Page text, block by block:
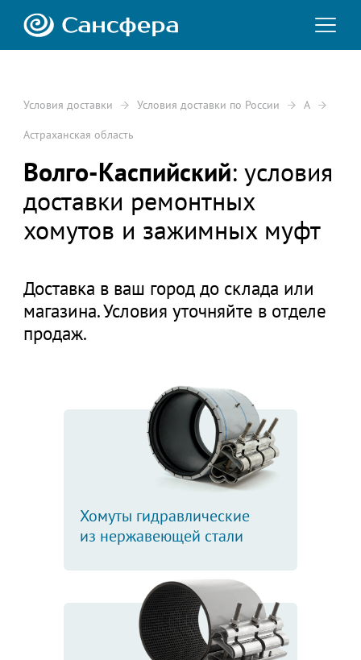
Условия доставки Условия доставки по России А
Астраханская область
Волго-Каспийский: условия
доставки ремонтных
хомутов и зажимных муфт
Доставка в ваш город до склада или
магазина. Условия уточняйте в отделе
продаж.
Хомуты гидравлические
из нержавеющей стали